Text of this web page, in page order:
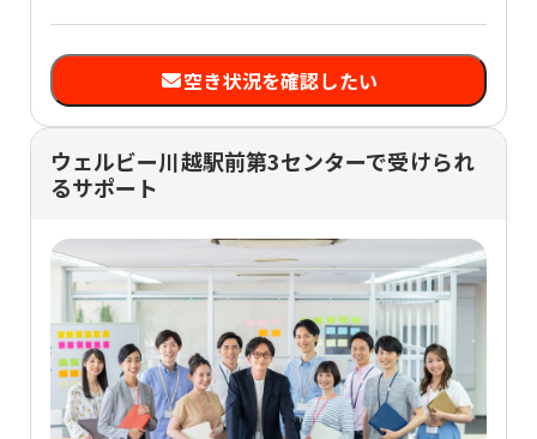
空き状況を確認したい
ウェルビー川越駅前第3センターで受けられ
るサポート